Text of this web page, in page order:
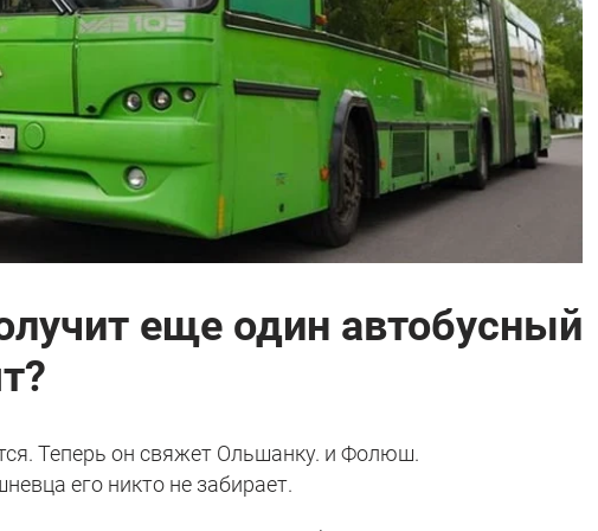
еще один автобусный
Теперь он свяжет Ольшанку. и Фолюш.
его никто не забирает.